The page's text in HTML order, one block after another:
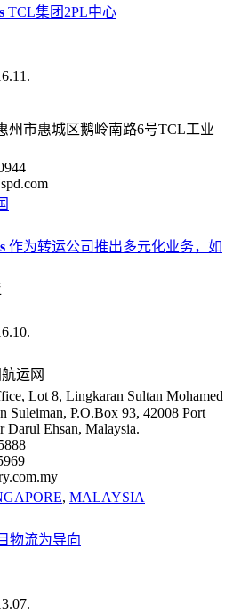
TCL集团2PL中心
州市惠城区鹅岭南路6号TCL工业
作为转运公司推出多元化业务，如
运网
Lot 8, Lingkaran Sultan Mohamed
Suleiman, P.O.Box 93, 42008 Port
Darul Ehsan, Malaysia.
, MALAYSIA
物流为导向